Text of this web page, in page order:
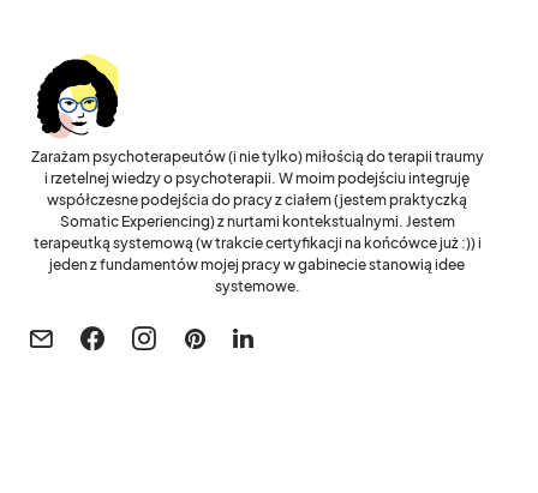
Zarażam psychoterapeutów (i nie tylko) miłością do terapii traumy
i rzetelnej wiedzy o psychoterapii. W moim podejściu integruję
współczesne podejścia do pracy z ciałem (jestem praktyczką
Somatic Experiencing) z nurtami kontekstualnymi. Jestem
terapeutką systemową (w trakcie certyfikacji na końcówce już :)) i
jeden z fundamentów mojej pracy w gabinecie stanowią idee
systemowe.